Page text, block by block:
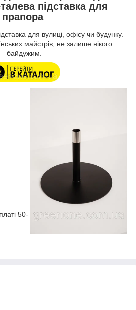
підставка для
прапора
для вулиці, офісу чи будунку.
майстрів, не залише нікого
байдужим.
50-